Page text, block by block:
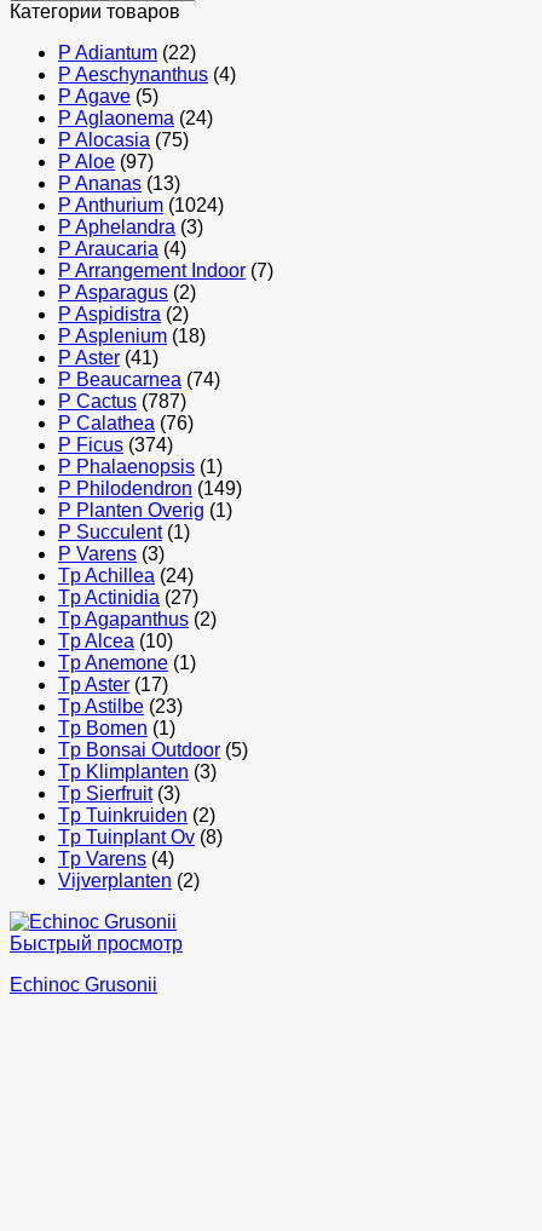
Категории товаров
P Adiantum (22)
P Aeschynanthus (4)
P Agave (5)
P Aglaonema (24)
P Alocasia (75)
P Aloe (97)
P Ananas (13)
P Anthurium (1024)
P Aphelandra (3)
P Araucaria (4)
P Arrangement Indoor (7)
P Asparagus (2)
P Aspidistra (2)
P Asplenium (18)
P Aster (41)
P Beaucarnea (74)
P Cactus (787)
P Calathea (76)
P Ficus (374)
P Phalaenopsis (1)
P Philodendron (149)
P Planten Overig (1)
P Succulent (1)
P Varens (3)
Tp Achillea (24)
Tp Actinidia (27)
Tp Agapanthus (2)
Tp Alcea (10)
Tp Anemone (1)
Tp Aster (17)
Tp Astilbe (23)
Tp Bomen (1)
Tp Bonsai Outdoor (5)
Tp Klimplanten (3)
Tp Sierfruit (3)
Tp Tuinkruiden (2)
Tp Tuinplant Ov (8)
Tp Varens (4)
Vijverplanten (2)
Быстрый просмотр
Echinoc Grusonii